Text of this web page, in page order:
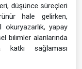
düşünce süreçleri
hale gelirken,
okuryazarlık, yapay
bilimler alanlarında
katkı sağlaması